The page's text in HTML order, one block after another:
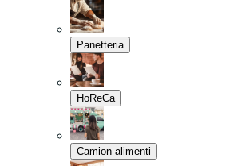
Panetteria
HoReCa
Camion alimenti